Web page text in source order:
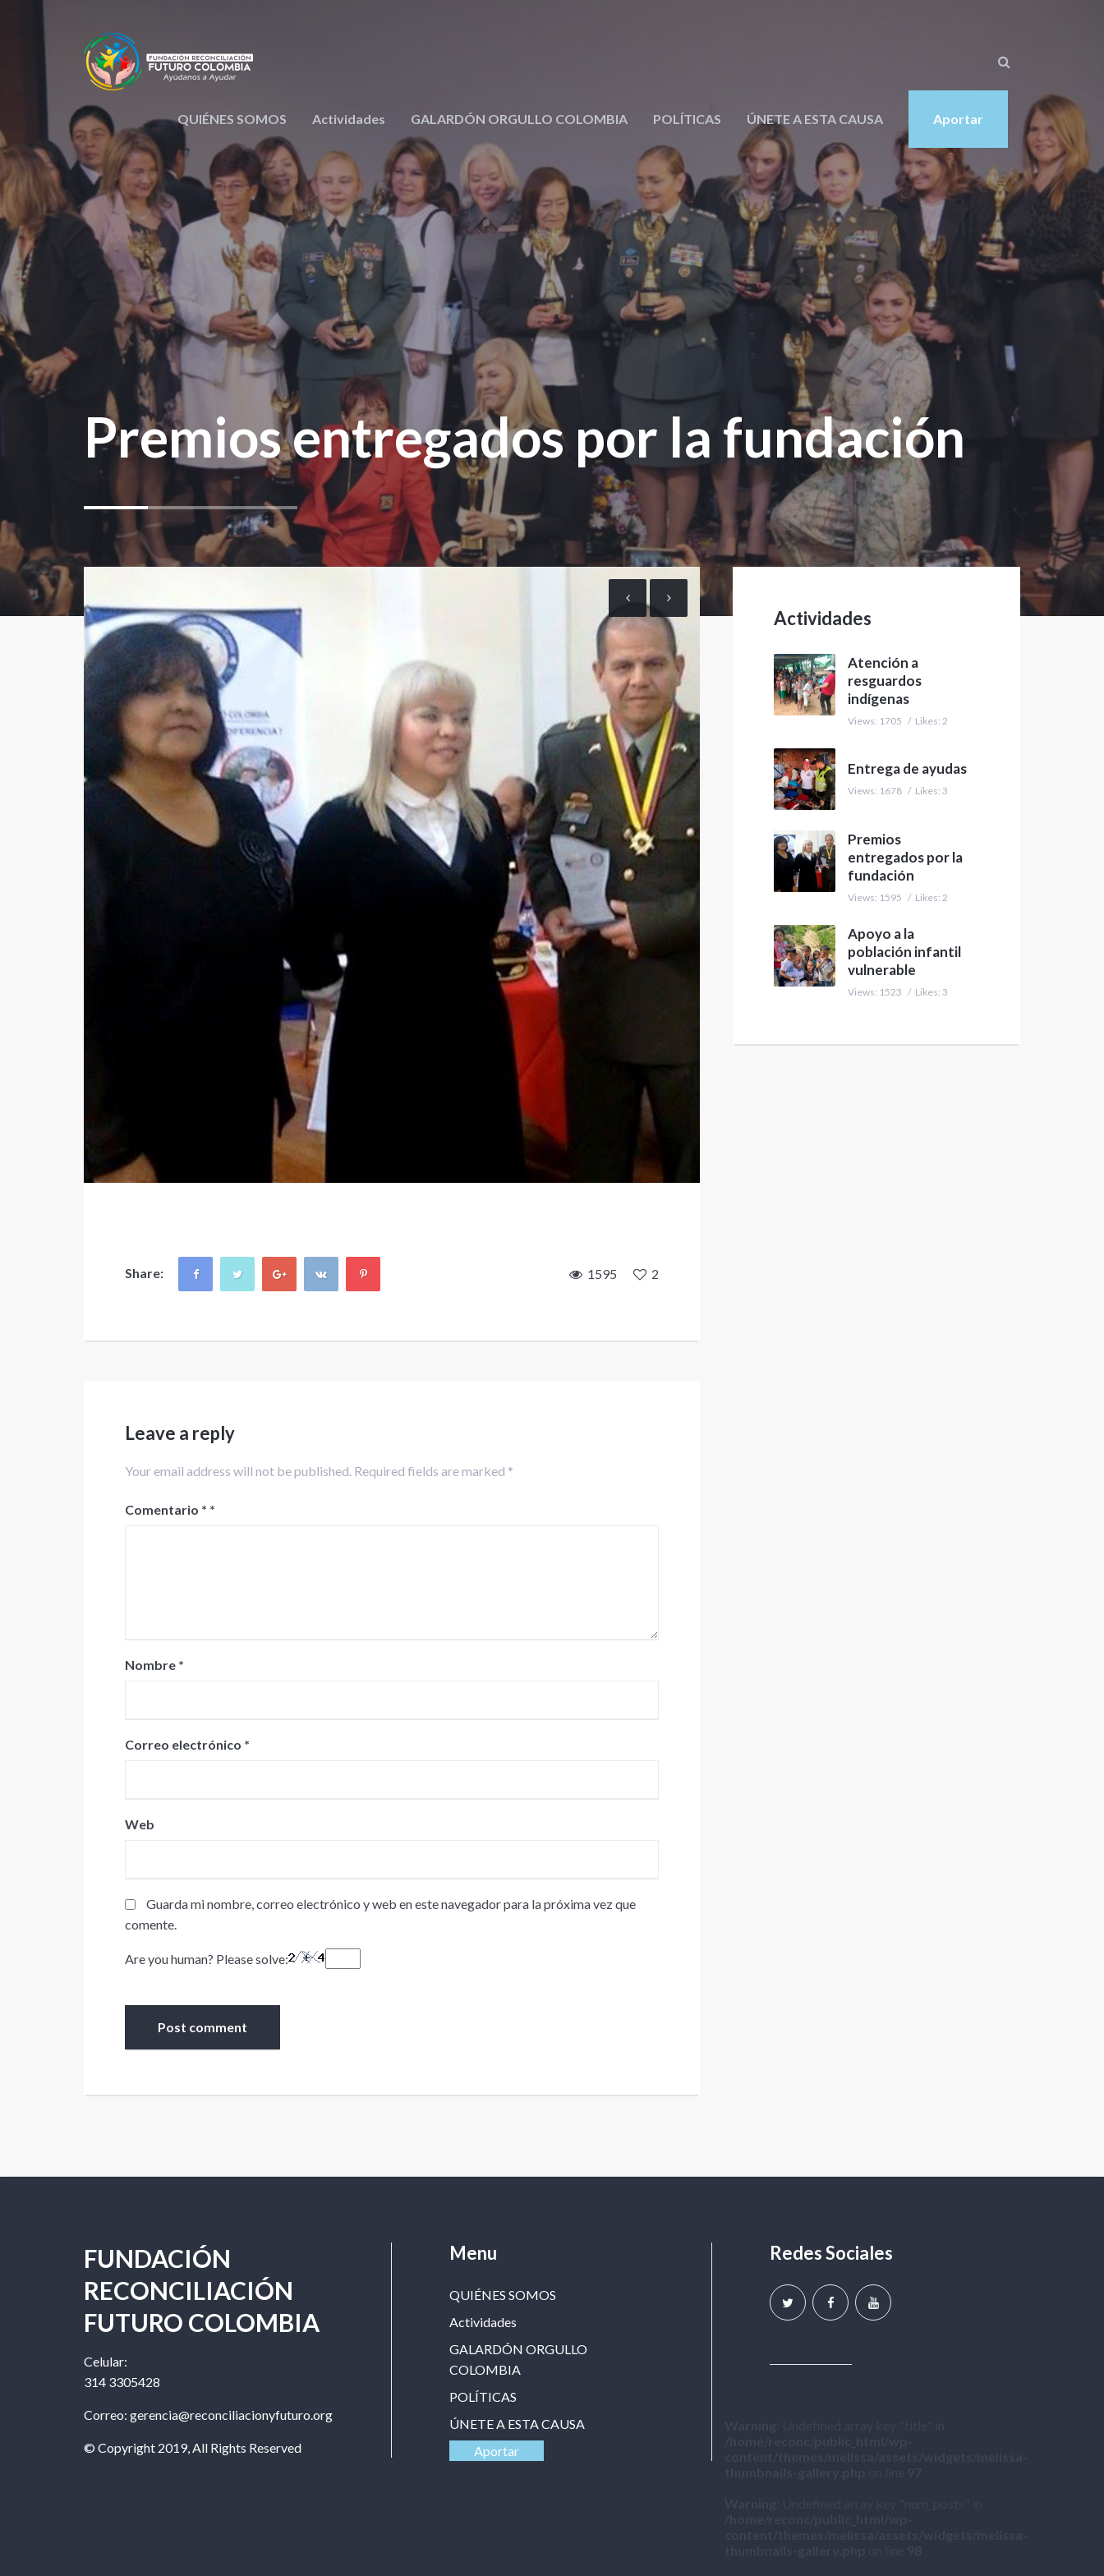
QUIÉNES SOMOS Actividades GALARDÓN ORGULLO COLOMBIA POLÍTICAS ÚNETE A ESTA CAUSA Aportar
Premios entregados por la fundación
Share: 1595 2
Leave a reply
Your email address will not be published. Required fields are marked *
Comentario *
Nombre *
Correo electrónico *
Web
Guarda mi nombre, correo electrónico y web en este navegador para la próxima vez que
comente.
Are you human? Please solve:
Actividades
Atención a
resguardos
indígenas
Views: 1705 / Likes: 2
Entrega de ayudas
Views: 1678 / Likes: 3
Premios
entregados por la
fundación
Views: 1595 / Likes: 2
Apoyo a la
población infantil
vulnerable
Views: 1523 / Likes: 3
FUNDACIÓN
RECONCILIACIÓN
FUTURO COLOMBIA
Celular:
314 3305428
Correo: gerencia@reconciliacionyfuturo.org
© Copyright 2019, All Rights Reserved
Menu
QUIÉNES SOMOS
Actividades
GALARDÓN ORGULLO
COLOMBIA
POLÍTICAS
ÚNETE A ESTA CAUSA
Aportar
Redes Sociales